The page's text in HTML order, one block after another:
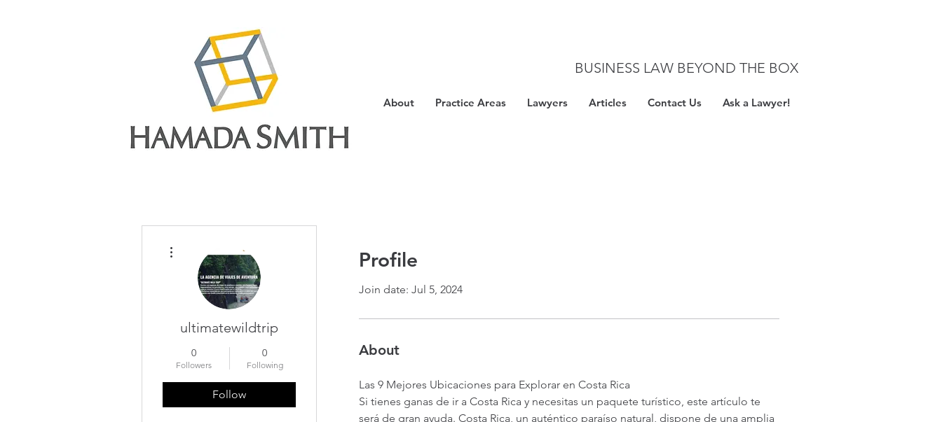
BUSINESS LAW BEYOND THE BOX
About Practice Areas Lawyers Articles Contact Us Ask a Lawyer!
Profile
Join date: Jul 5, 2024
About
Las 9 Mejores Ubicaciones para Explorar en Costa Rica
Si tienes ganas de ir a Costa Rica y necesitas un paquete turístico, este artículo te
será de gran ayuda. Costa Rica, un auténtico paraíso natural, dispone de una amplia
ultimatewildtrip
0
Followers
0
Following
Follow